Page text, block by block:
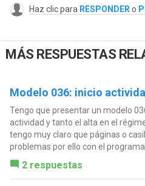
Haz clic para RESPONDER o
MÁS RESPUESTAS
Modelo 036: inicio
Tengo que presentar un modelo
actividad y tanto el alta en el
tengo muy claro que páginas o
problemas por ello con el programa
2 respuestas